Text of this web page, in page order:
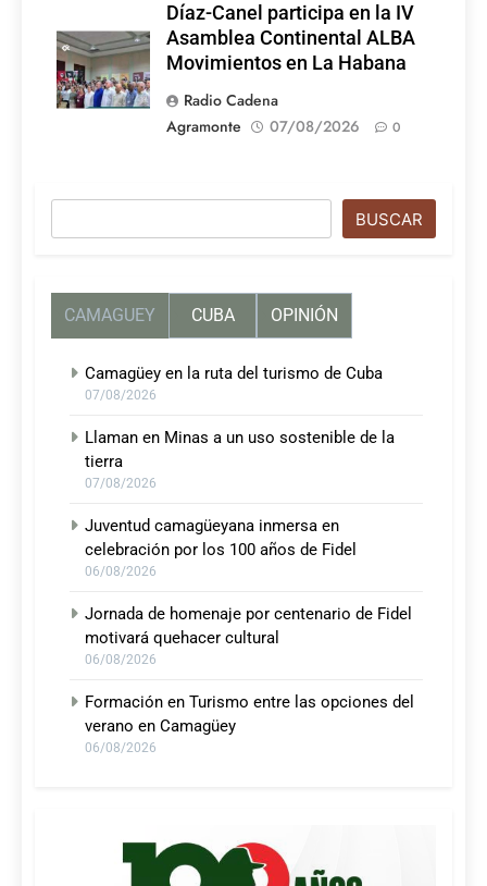
Díaz-Canel participa en la IV
Asamblea Continental ALBA
Movimientos en La Habana
Radio Cadena
Agramonte
07/08/2026 0
BUSCAR
CAMAGUEY CUBA OPINIÓN
Camagüey en la ruta del turismo de Cuba
07/08/2026
Llaman en Minas a un uso sostenible de la
tierra
07/08/2026
Juventud camagüeyana inmersa en
celebración por los 100 años de Fidel
06/08/2026
Jornada de homenaje por centenario de Fidel
motivará quehacer cultural
06/08/2026
Formación en Turismo entre las opciones del
verano en Camagüey
06/08/2026